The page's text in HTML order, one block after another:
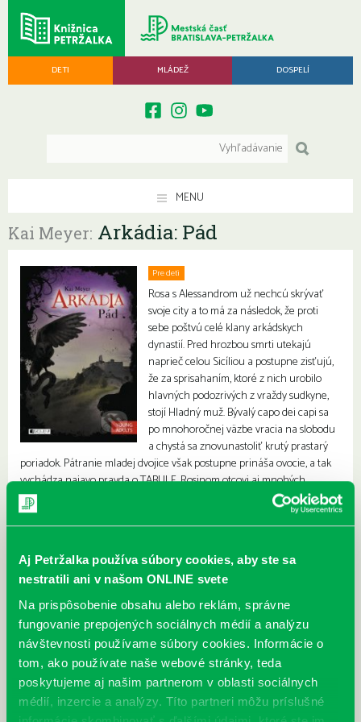
Aj Petržalka používa súbory cookies, aby ste sa
nestratili ani v našom ONLINE svete
Na prispôsobenie obsahu alebo reklám, správne
fungovanie prepojených sociálnych médií a analýzu
návštevnosti používame súbory cookies. Informácie o
tom, ako používate naše webové stránky, teda
poskytujeme aj našim partnerom v oblasti sociálnych
médií, inzercie a analýzy. Títo partneri môžu príslušné
DETI MLÁDEŽ DOSPELÍ
MENU
Kai Meyer: Arkádia: Pád
Pre deti
Rosa s Alessandrom už nechcú skrývať
svoje city a to má za následok, že proti
sebe poštvú celé klany arkádskych
dynastií. Pred hrozbou smrti utekajú
naprieč celou Sicíliou a postupne zisťujú,
že za sprisahaním, ktoré z nich urobilo
hlavných podozrivých z vraždy sudkyne,
stojí Hladný muž. Bývalý capo dei capi sa
po mnohoročnej väzbe vracia na slobodu
a chystá sa znovunastoliť krutý prastarý
poriadok. Pátranie mladej dvojice však postupne prináša ovocie, a tak
vychádza najavo pravda o TABULE, Rosinom otcovi aj mnohých
ďalších záhadách.